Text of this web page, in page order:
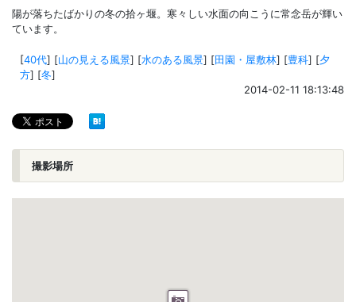
陽が落ちたばかりの冬の拾ヶ堰。寒々しい水面の向こうに常念岳が輝い
ています。
[40代] [山の見える風景] [水のある風景] [田園・屋敷林] [豊科] [夕
方] [冬]
2014-02-11 18:13:48
撮影場所